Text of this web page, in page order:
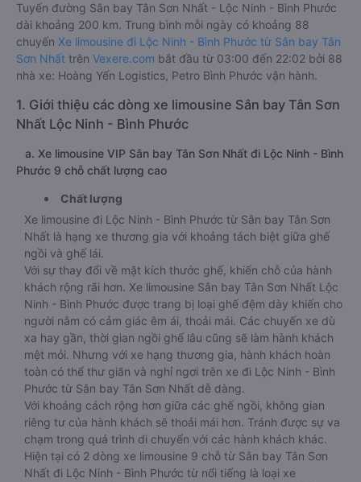
Tuyến đường Sân bay Tân Sơn Nhất - Lộc Ninh - Bình Phước
dài khoảng 200 km. Trung bình mỗi ngày có khoảng 88
chuyến Xe limousine đi Lộc Ninh - Bình Phước từ Sân bay Tân
Sơn Nhất trên Vexere.com bắt đầu từ 03:00 đến 22:02 bởi 88
nhà xe: Hoàng Yến Logistics, Petro Bình Phước vận hành.
1. Giới thiệu các dòng xe limousine Sân bay Tân Sơn
Nhất Lộc Ninh - Bình Phước
a. Xe limousine VIP Sân bay Tân Sơn Nhất đi Lộc Ninh - Bình
Phước 9 chỗ chất lượng cao
Chất lượng
Xe limousine đi Lộc Ninh - Bình Phước từ Sân bay Tân Sơn
Nhất là hạng xe thương gia với khoảng tách biệt giữa ghế
ngồi và ghế lái.
Với sự thay đổi về mặt kích thước ghế, khiến chỗ của hành
khách rộng rãi hơn. Xe limousine Sân bay Tân Sơn Nhất Lộc
Ninh - Bình Phước được trang bị loại ghế đệm dày khiến cho
người nằm có cảm giác êm ái, thoải mái. Các chuyến xe dù
xa hay gần, thời gian ngồi ghế lâu cũng sẽ làm hành khách
mệt mỏi. Nhưng với xe hạng thương gia, hành khách hoàn
toàn có thể thư giãn và nghỉ ngơi trên xe đi Lộc Ninh - Bình
Phước từ Sân bay Tân Sơn Nhất dễ dàng.
Với khoảng cách rộng hơn giữa các ghế ngồi, không gian
riêng tư của hành khách sẽ thoải mái hơn. Tránh được sự va
chạm trong quá trình di chuyển với các hành khách khác.
Hiện tại có 2 dòng xe limousine 9 chỗ từ Sân bay Tân Sơn
Nhất đi Lộc Ninh - Bình Phước từ nổi tiếng là loại xe